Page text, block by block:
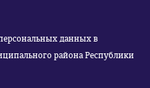
данных в
района Республики